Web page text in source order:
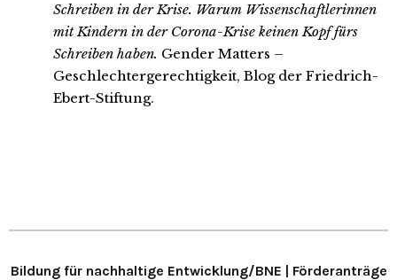
Schreiben in der Krise. Warum Wissenschaftlerinnen
mit Kindern in der Corona-Krise keinen Kopf fürs
Schreiben haben. Gender Matters –
Geschlechtergerechtigkeit, Blog der Friedrich-
Ebert-Stiftung.
Bildung für nachhaltige Entwicklung/BNE | Förderanträge